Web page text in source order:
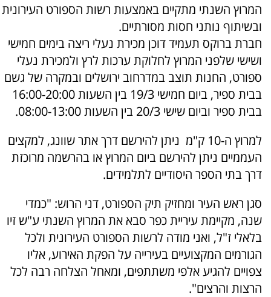
המרוץ השנתי מתקיים באמצעות רשות הספורט העירונית
ובשיתוף נותני חסות מסורתיים.
חברת ברוקס תעמיד דוכן מכירת נעלי ריצה בימים חמישי
ושישי שלפני המרוץ לחלוקת ערכות לרץ ולמכירת נעלי
ספורט, החנות תוצב במדרחוב ירושלים ובמקרה של גשם
בבית ספיר, ביום חמישי 19/3 בין השעות 16:00-20:00
בבית ספיר וביום שישי 20/3 בין השעות 08:00-13:00.
למרוץ ה-10 ק"מ ניתן להירשם דרך אתר שוונג, למקצים
העממיים ניתן להירשם ביום המרוץ או בהרשמה מרוכזת
דרך בתי הספר היסודיים לתלמידים.
סגן ראש העיר ומחזיק תיק הספורט, דני הרוש: "כמדי
שנה, מקיימת עיריית כפר סבא את המרוץ השנתי ע"ש זיו
בלאלי ז"ל, ואני מודה לרשות הספורט העירונית ולכל
הגורמים המקצועיים בעירייה על הפקת האירוע, אליו
צפויים להגיע אלפי משתתפים, ומאחל הצלחה רבה לכל
הרצות והרצים".